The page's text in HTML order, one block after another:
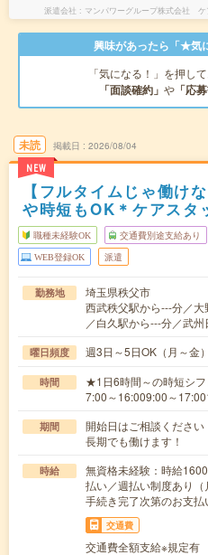
派遣会社 マンパワーグループ株式会社
興味があったら「★気
「気になる！」を押し
「面談確約」 や 「応
未読
NEW
掲載日 2026/08/04
【フルタイムじゃ働け
や時短もOK＊ケアスタ
職種未経験OK 交通費別途支給あり
WEB登録OK 派遣
勤務地
埼玉県秩父市
西武秩父駅から---分／
／白久駅から---分／武
曜日頻度 週3日～5日OK（月～
時間
★1日6時間～の時短シ
7:00～16:009:00～
期間
開始日はご相談くださ
長期でも働けます！
時給
無資格未経験：時給
払い／週払い制度あり
手続き完了次第のお支払
交通費
交通費全額支給※規定有